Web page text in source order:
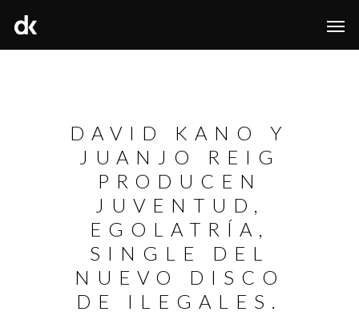
DAVID KANO Y
JUANJO REIG
PRODUCEN
JUVENTUD,
EGOLATRÍA,
SINGLE DEL
NUEVO DISCO
DE ILEGALES.